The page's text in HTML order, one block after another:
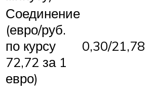
Соединение
(евро/руб.
по курсу
72,72 за 1
евро)
0,30/21,78